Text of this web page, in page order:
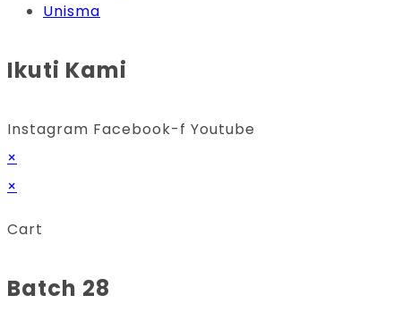
Unisma
Ikuti Kami
Instagram Facebook-f Youtube
×
×
Cart
Batch 28